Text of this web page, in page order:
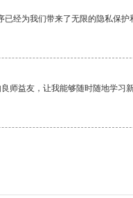
经为我们带来了无限的隐私保护
师益友，让我能够随时随地学习